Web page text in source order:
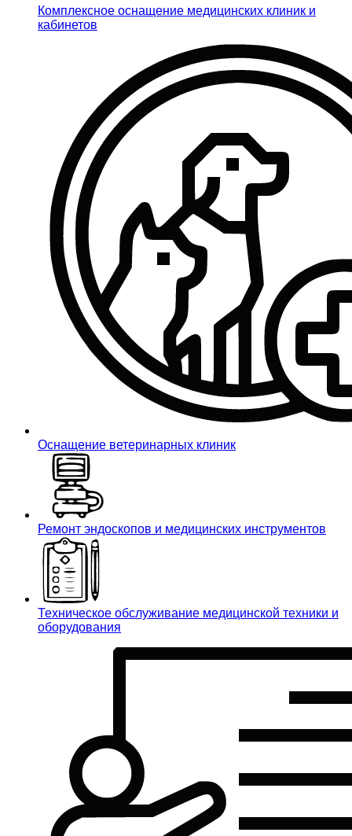
Комплексное оснащение медицинских клиник и
кабинетов
Оснащение ветеринарных клиник
Ремонт эндоскопов и медицинских инструментов
Техническое обслуживание медицинской техники и
оборудования